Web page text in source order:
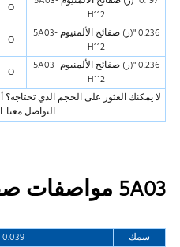
H112
O
0.236 "(ر) صفائح الألمنيوم 5A03-
H112
O
0.236 "(ر) صفائح الألمنيوم 5A03-
H112
O
لا يمكنك العثور على الحجم الذي تحتاجه؟
التواصل
5A03 مواصفات صفائح الألمنيوم
سمك
0.039 "- 3.937" كما طلبك